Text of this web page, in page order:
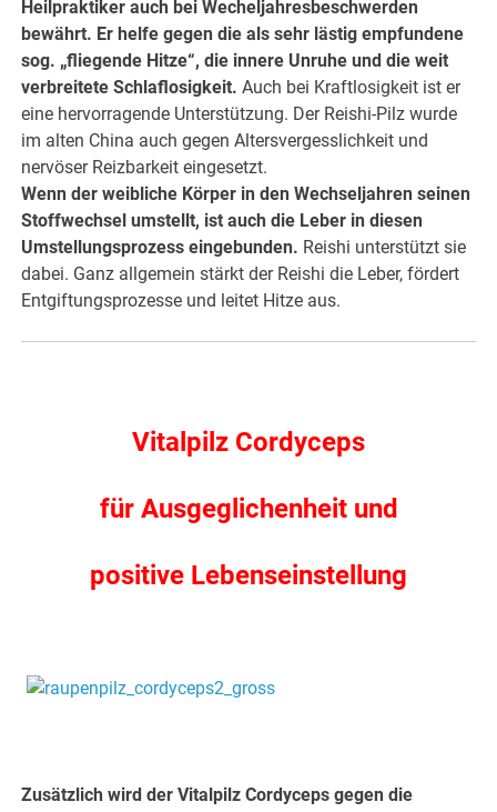
Heilpraktiker auch bei Wecheljahresbeschwerden
bewährt. Er helfe gegen die als sehr lästig empfundene
sog. „fliegende Hitze“, die innere Unruhe und die weit
verbreitete Schlaflosigkeit. Auch bei Kraftlosigkeit ist er
eine hervorragende Unterstützung. Der Reishi-Pilz wurde
im alten China auch gegen Altersvergesslichkeit und
nervöser Reizbarkeit eingesetzt.
Wenn der weibliche Körper in den Wechseljahren seinen
Stoffwechsel umstellt, ist auch die Leber in diesen
Umstellungsprozess eingebunden. Reishi unterstützt sie
dabei. Ganz allgemein stärkt der Reishi die Leber, fördert
Entgiftungsprozesse und leitet Hitze aus.
Vitalpilz Cordyceps
für Ausgeglichenheit und
positive Lebenseinstellung
Zusätzlich wird der Vitalpilz Cordyceps gegen die